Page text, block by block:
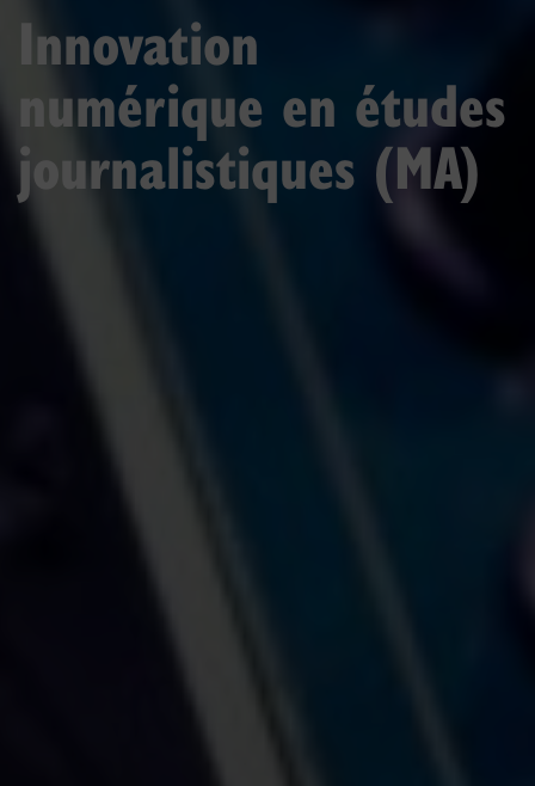
Innovation
numérique en études
journalistiques (MA)